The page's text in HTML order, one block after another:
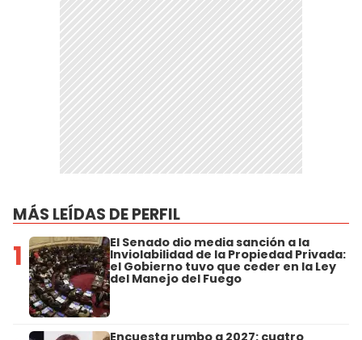
MÁS LEÍDAS DE PERFIL
1 El Senado dio media sanción a la
Inviolabilidad de la Propiedad Privada:
el Gobierno tuvo que ceder en la Ley
del Manejo del Fuego
Encuesta rumbo a 2027: cuatro